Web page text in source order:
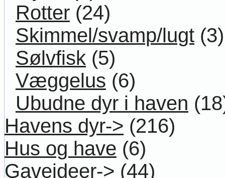
Rotter (24)
Skimmel/svamp/lugt (3)
Sølvfisk (5)
Væggelus (6)
Ubudne dyr i haven
Havens dyr-> (216)
Hus og have (6)
Gaveideer-> (44)